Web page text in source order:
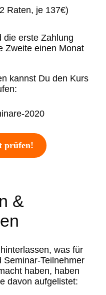
Raten, je 137€)
die erste Zahlung
Zweite einen Monat
kannst Du den Kurs
prüfen!
&
was für
Seminar-Teilnehmer
haben, haben
davon aufgelistet: